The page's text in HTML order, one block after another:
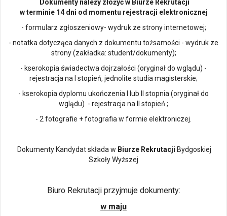
Dokumenty należy złożyć w Biurze Rekrutacji
w terminie 14 dni od momentu rejestracji elektronicznej
- formularz zgłoszeniowy- wydruk ze strony internetowej;
- notatka dotycząca danych z dokumentu tożsamości - wydruk ze
strony (zakładka: student/dokumenty);
- kserokopia świadectwa dojrzałości (oryginał do wglądu) -
rejestracja na I stopień, jednolite studia magisterskie;
- kserokopia dyplomu ukończenia I lub II stopnia (oryginał do
wglądu) - rejestracja na II stopień ;
- 2 fotografie + fotografia w formie elektroniczej.
Dokumenty Kandydat składa w Biurze Rekrutacji Bydgoskiej
Szkoły Wyższej
Biuro Rekrutacji przyjmuje dokumenty:
w maju